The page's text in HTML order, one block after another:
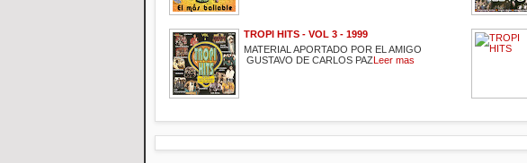
TROPI HITS - VOL 3 - 1999
MATERIAL APORTADO POR EL AMIGO
GUSTAVO DE CARLOS PAZLeer mas